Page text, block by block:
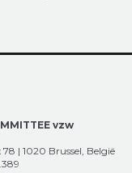
vzw
| 1020 Brussel, België